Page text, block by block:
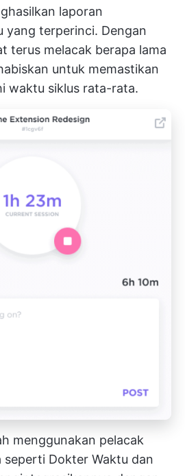
laporan
yang terperinci. Dengan
terus melacak berapa lama
untuk memastikan
waktu siklus rata-rata.
menggunakan pelacak
seperti Dokter Waktu dan